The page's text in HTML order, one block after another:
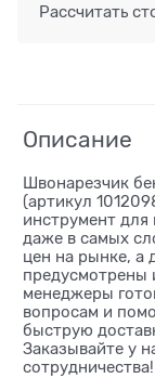
Рассчитать
Описание
Швонарезчик
(артикул
инструмент для
даже в самых
цен на рынке, а
предусмотрены
менеджеры
вопросам и
быструю
Заказывайте у
сотрудничества!